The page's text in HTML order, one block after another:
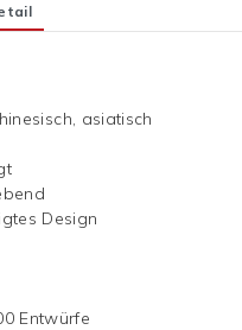
asiatisch
Design
Entwürfe